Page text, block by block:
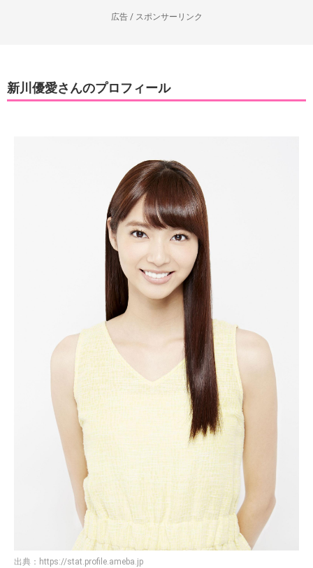
広告 / スポンサーリンク
新川優愛さんのプロフィール
出典： https://stat.profile.ameba.jp